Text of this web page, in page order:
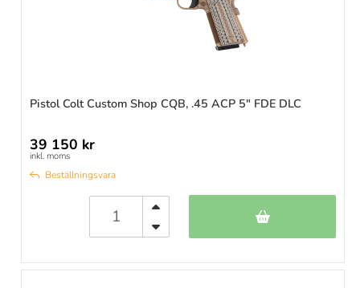
Pistol Colt Custom Shop CQB, .45 ACP 5" FDE DLC
39 150 kr
inkl. moms
Beställningsvara